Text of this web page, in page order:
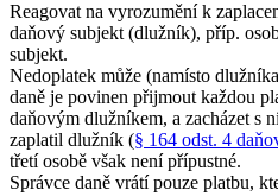
Reagovat na vyrozumění k
daňový subjekt (dlužník), příp.
subjekt.
Nedoplatek může (namísto
daně je povinen přijmout každou
daňovým dlužníkem, a zacházet s
zaplatil dlužník (§ 164 odst. 4
třetí osobě však není přípustné.
Správce daně vrátí pouze platbu,